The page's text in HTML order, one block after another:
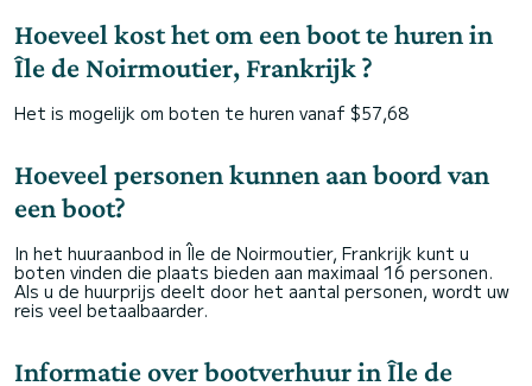
Hoeveel kost het om een boot te huren in
Île de Noirmoutier, Frankrijk ?
Het is mogelijk om boten te huren vanaf $57,68
Hoeveel personen kunnen aan boord van
een boot?
In het huuraanbod in Île de Noirmoutier, Frankrijk kunt u
boten vinden die plaats bieden aan maximaal 16 personen.
Als u de huurprijs deelt door het aantal personen, wordt uw
reis veel betaalbaarder.
Informatie over bootverhuur in Île de